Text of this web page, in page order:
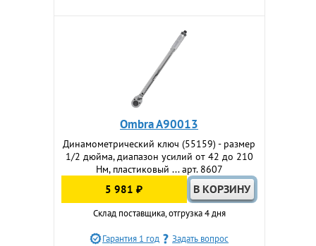
Ombra A90013
Динамометрический ключ (55159) - размер
1/2 дюйма, диапазон усилий от 42 до 210
Нм, пластиковый ... арт. 8607
5 981 ₽
Склад поставщика, отгрузка 4 дня
Гарантия 1 год Задать вопрос